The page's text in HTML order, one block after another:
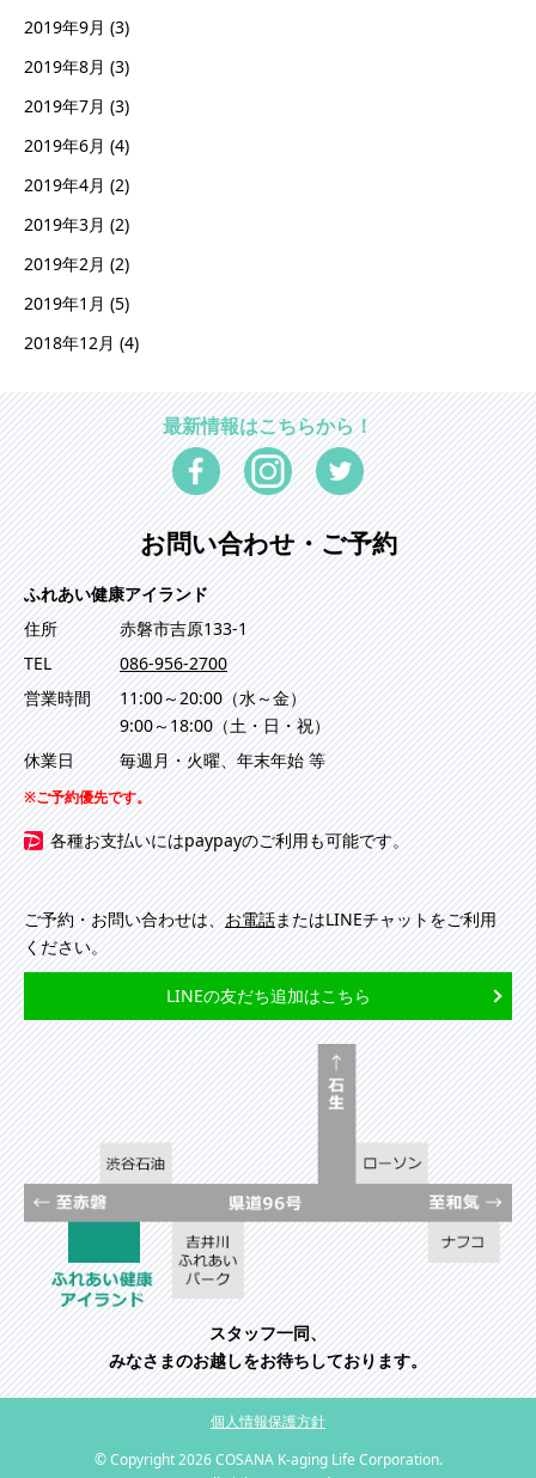
2019年9月 (3)
2019年8月 (3)
2019年7月 (3)
2019年6月 (4)
2019年4月 (2)
2019年3月 (2)
2019年2月 (2)
2019年1月 (5)
2018年12月 (4)
最新情報はこちらから！
お問い合わせ・ご予約
ふれあい健康アイランド
住所
赤磐市吉原133-1
TEL
086-956-2700
営業時間
11:00～20:00（水～金）
9:00～18:00（土・日・祝）
休業日
毎週月・火曜、年末年始 等
ご予約優先です。
各種お支払いにはpaypayのご利用も可能です。
ご予約・お問い合わせは、 お電話またはLINEチャットをご利用
ください。
LINEの友だち追加はこちら
スタッフ一同、
みなさまのお越しをお待ちしております。
個人情報保護方針
© Copyright2026 COSANA K-aging Life Corporation.